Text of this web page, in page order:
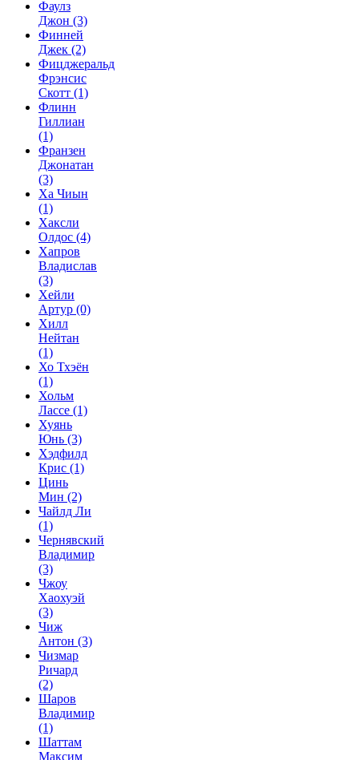
Фаулз
Джон (3)
Финней
Джек (2)
Фицджеральд
Фрэнсис
Скотт (1)
Флинн
Гиллиан
(1)
Франзен
Джонатан
(3)
Ха Чиын
(1)
Хаксли
Олдос (4)
Хапров
Владислав
(3)
Хейли
Артур (0)
Хилл
Нейтан
(1)
Хо Тхэён
(1)
Хольм
Лассе (1)
Хуянь
Юнь (3)
Хэдфилд
Крис (1)
Цинь
Мин (2)
Чайлд Ли
(1)
Чернявский
Владимир
(3)
Чжоу
Хаохуэй
(3)
Чиж
Антон (3)
Чизмар
Ричард
(2)
Шаров
Владимир
(1)
Шаттам
Максим